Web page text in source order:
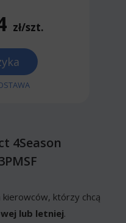
zł/szt.
4Season
kierowców, którzy chcą
lub letniej.